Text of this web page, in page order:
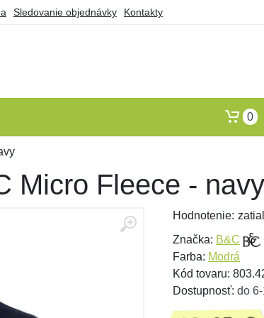
Sledovanie objednávky Kontakty
0
Micro Fleece - navy
Hodnotenie:
Značka: B&C
Farba: Modrá
Kód tovaru:
Dostupnosť: do